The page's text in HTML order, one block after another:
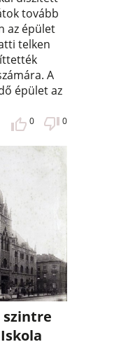
tovább
az épület
telken
A
épület az
0 0
szintre